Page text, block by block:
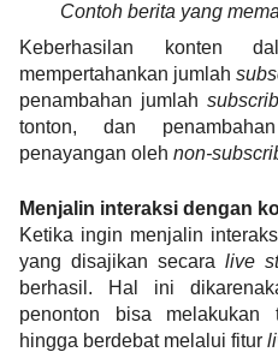
Contoh berita yang
Keberhasilan konten
mempertahankan jumlah
penambahan jumlah
tonton, dan
penayangan oleh non-
Menjalin interaksi dengan
Ketika ingin menjalin
yang disajikan secara live
berhasil. Hal ini
penonton bisa melakukan
hingga berdebat melalui fitur